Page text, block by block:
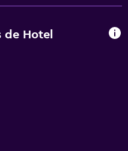
de Hotel